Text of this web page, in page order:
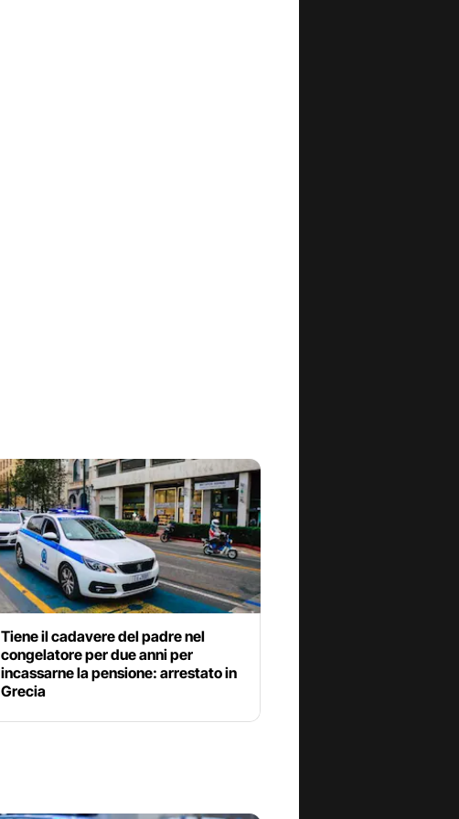
Tiene il cadavere del padre nel
congelatore per due anni per
incassarne la pensione: arrestato in
Grecia